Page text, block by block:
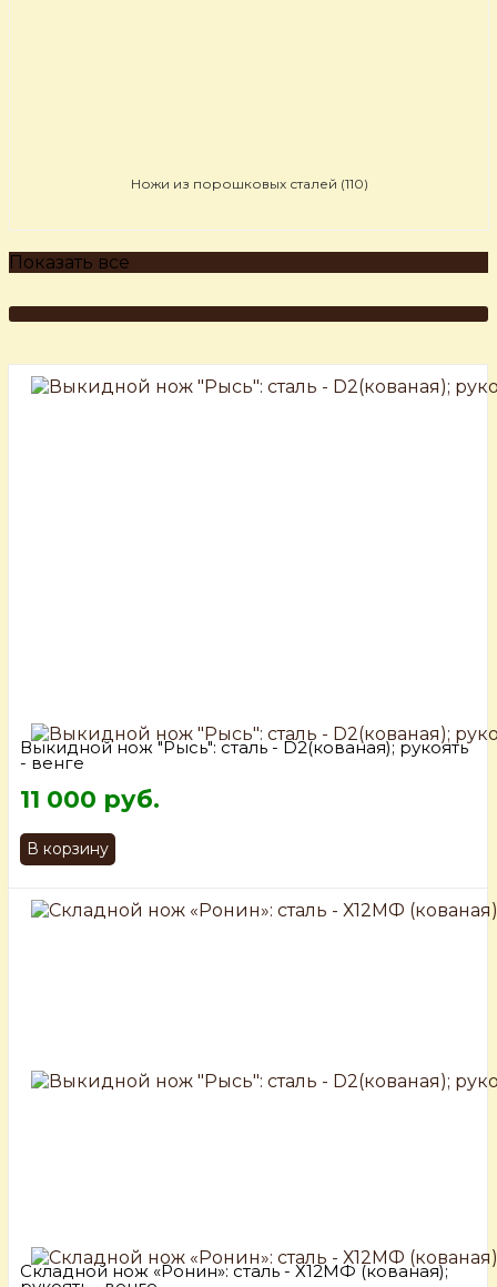
Ножи из порошковых сталей (110)
Показать все
Выкидной нож "Рысь": сталь - D2(кованая); рукоять
- венге
11 000 руб.
В корзину
Складной нож «Ронин»: сталь - Х12МФ (кованая);